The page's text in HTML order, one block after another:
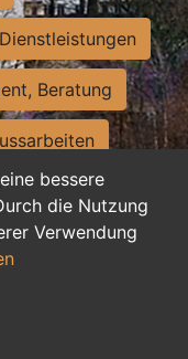
bessere
die Nutzung
Verwendung
Beratung